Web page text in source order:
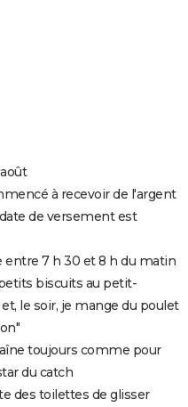
à recevoir de l'argent
de versement est
entre 7 h 30 et 8 h du matin
biscuits au petit-
le soir, je mange du poulet
toujours comme pour
du catch
des toilettes de glisser